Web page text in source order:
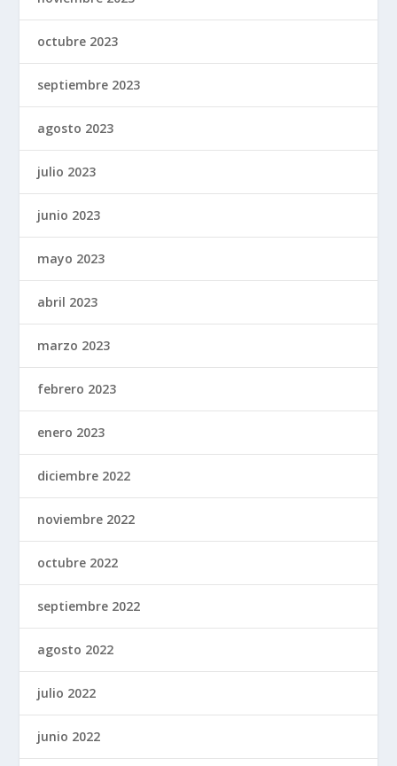
octubre 2023
septiembre 2023
agosto 2023
julio 2023
junio 2023
mayo 2023
abril 2023
marzo 2023
febrero 2023
enero 2023
diciembre 2022
noviembre 2022
octubre 2022
septiembre 2022
agosto 2022
julio 2022
junio 2022